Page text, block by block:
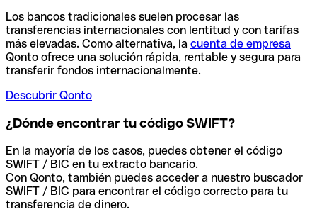
Los bancos tradicionales suelen procesar las
transferencias internacionales con lentitud y con tarifas
más elevadas. Como alternativa, la cuenta de empresa
Qonto ofrece una solución rápida, rentable y segura para
transferir fondos internacionalmente.
Descubrir Qonto
¿Dónde encontrar tu código SWIFT?
En la mayoría de los casos, puedes obtener el código
SWIFT / BIC en tu extracto bancario.
Con Qonto, también puedes acceder a nuestro buscador
SWIFT / BIC para encontrar el código correcto para tu
transferencia de dinero.